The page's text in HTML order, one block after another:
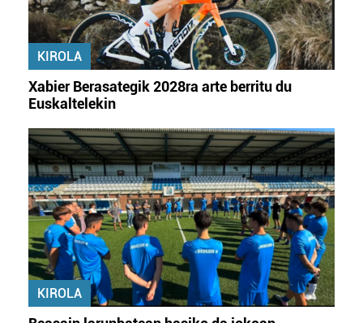
KIROLA
Xabier Berasategik 2028ra arte berritu du
Euskaltelekin
KIROLA